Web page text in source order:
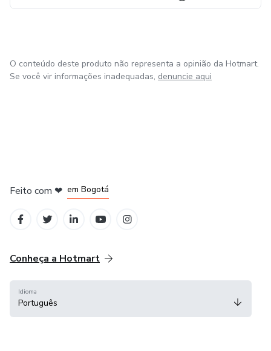
O conteúdo deste produto não representa a opinião da Hotmart.
Se você vir informações inadequadas, denuncie aqui
Feito com ❤ em Bogotá
Conheça a Hotmart
Idioma
Português